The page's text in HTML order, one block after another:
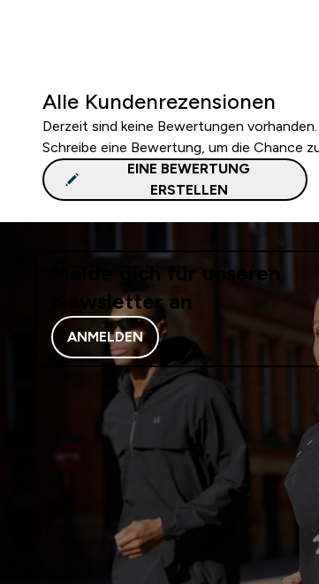
Alle Kundenrezensionen
Derzeit sind keine Bewertungen vorhanden.
Schreibe eine Bewertung, um die Chance
EINE BEWERTUNG
ERSTELLEN
Melde dich für unseren
Newsletter an
ANMELDEN